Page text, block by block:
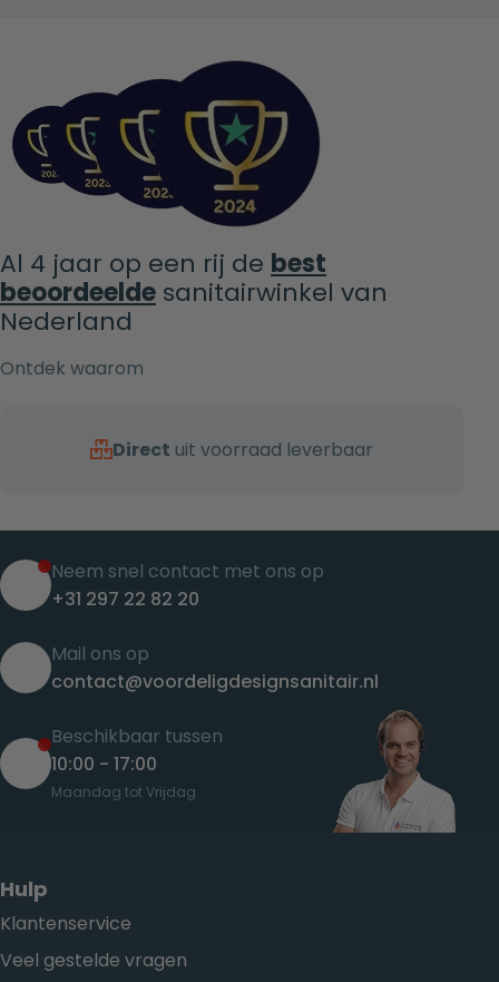
Al 4 jaar op een rij de best
beoordeelde sanitairwinkel van
Nederland
Ontdek waarom
Direct uit voorraad leverbaar
Neem snel contact met ons op
+31 297 22 82 20
Mail ons op
contact@voordeligdesignsanitair.nl
Beschikbaar tussen
10:00 - 17:00
Maandag tot Vrijdag
Hulp
Klantenservice
Veel gestelde vragen